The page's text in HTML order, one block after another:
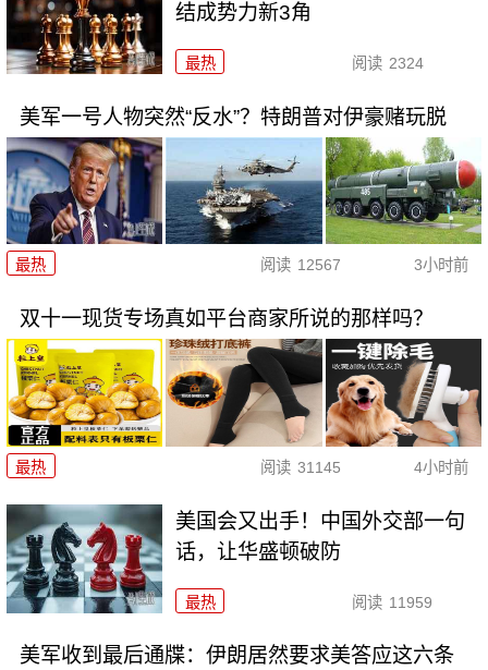
结成势力新3角
最热 阅读 2324
美军一号人物突然“反水”？特朗普对伊豪赌玩脱
最热 阅读 12567 3小时前
双十一现货专场真如平台商家所说的那样吗？
最热 阅读 31145 4小时前
美国会又出手！中国外交部一句
话，让华盛顿破防
最热 阅读 11959
美军收到最后通牒：伊朗居然要求美答应这六条